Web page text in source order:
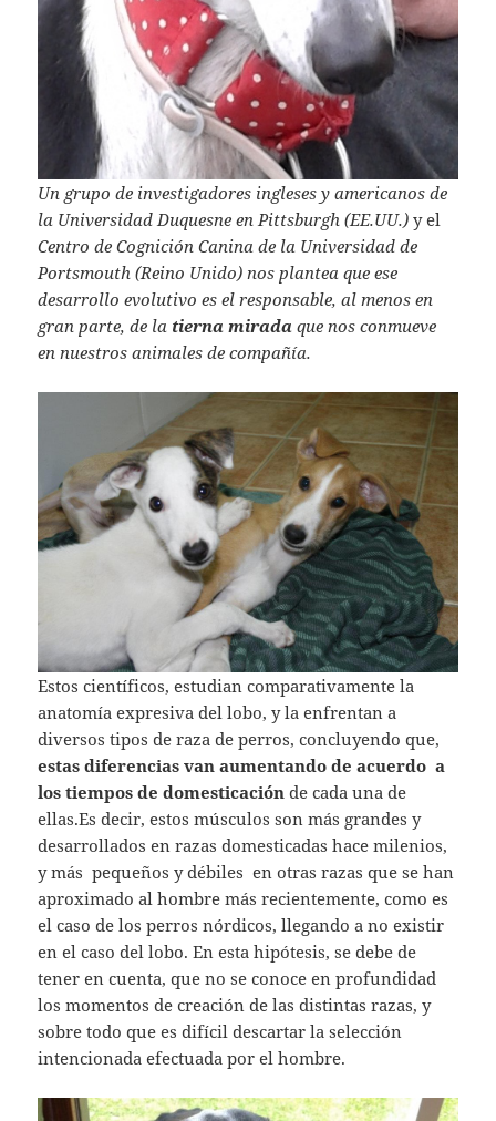
Un grupo de investigadores ingleses y americanos de
la Universidad Duquesne en Pittsburgh (EE.UU.) y el
Centro de Cognición Canina de la Universidad de
Portsmouth (Reino Unido) nos plantea que ese
desarrollo evolutivo es el responsable, al menos en
gran parte, de la tierna mirada que nos conmueve
en nuestros animales de compañía.
Estos científicos, estudian comparativamente la
anatomía expresiva del lobo, y la enfrentan a
diversos tipos de raza de perros, concluyendo que,
estas diferencias van aumentando de acuerdo a
los tiempos de domesticación de cada una de
ellas.Es decir, estos músculos son más grandes y
desarrollados en razas domesticadas hace milenios,
y más pequeños y débiles en otras razas que se han
aproximado al hombre más recientemente, como es
el caso de los perros nórdicos, llegando a no existir
en el caso del lobo. En esta hipótesis, se debe de
tener en cuenta, que no se conoce en profundidad
los momentos de creación de las distintas razas, y
sobre todo que es difícil descartar la selección
intencionada efectuada por el hombre.